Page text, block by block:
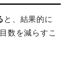
と、結果的に
数を減らすこ